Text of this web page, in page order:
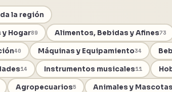
la región
y Hogar89 Alimentos, Bebidas y Afines73
40 Máquinas y Equipamiento34
14 Instrumentos musicales11
Agropecuarios5 Animales y Mascotas